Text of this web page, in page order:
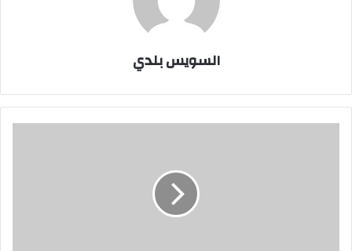
السويس بلدي